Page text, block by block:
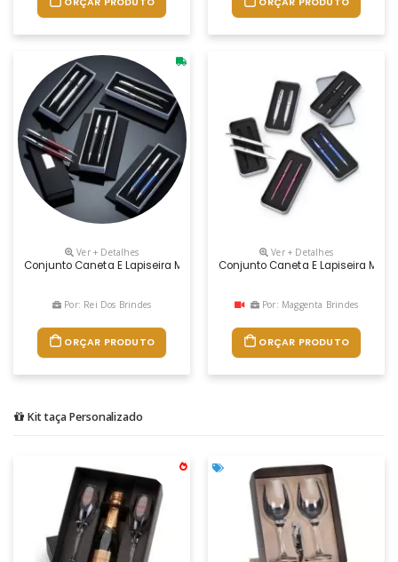
Ver + Detalhes
Conjunto Caneta E Lapiseira Metal Descrição: Kit Caneta E Lapiseira
Por: Rei Dos Brindes
ORÇAR PRODUTO
Ver + Detalhes
Conjunto Caneta E Lapiseira
Por: Maggenta Brindes
ORÇAR PRODUTO
Kit taça Personalizado